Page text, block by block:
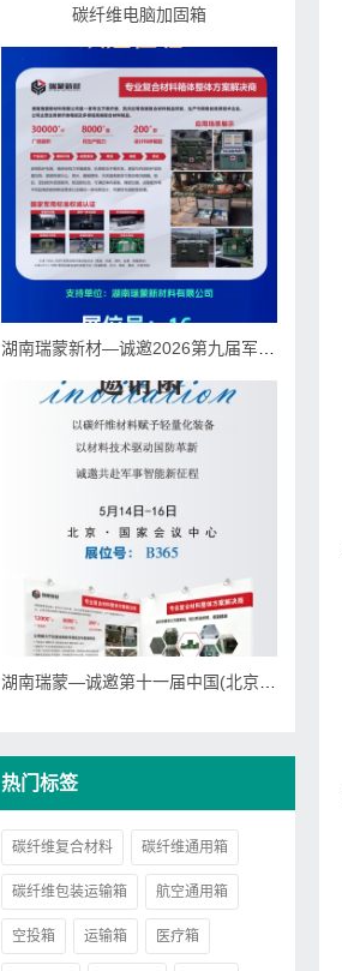
碳纤维电脑加固箱
热门标签
碳纤维复合材料 碳纤维通用箱
碳纤维包装运输箱 航空通用箱
空投箱 运输箱 医疗箱